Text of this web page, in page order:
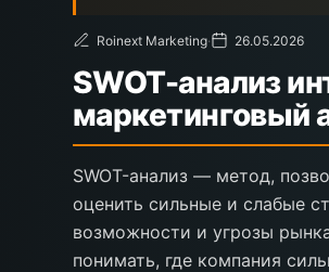
Roinext Marketing· 26.05.2026
SWOT-анализ
маркетинговый
SWOT-анализ — метод,
оценить сильные и слабые
возможности и угрозы
понимать, где компания